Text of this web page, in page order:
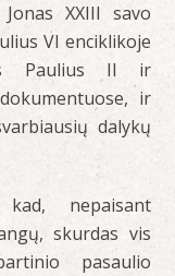
XXIII savo
VI enciklikoje
Paulius II ir
ir
dalykų
nepaisant
skurdas vis
pasaulio